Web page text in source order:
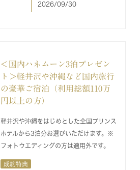
2026/09/30
＜国内ハネムーン3泊プレゼン
ト＞軽井沢や沖縄など国内旅行
の豪華ご宿泊（利用総額110万
円以上の方）
軽井沢や沖縄をはじめとした全国プリンス
ホテルから3泊分お選びいただけます。※
フォトウエディングの方は適用外です。
成約特典